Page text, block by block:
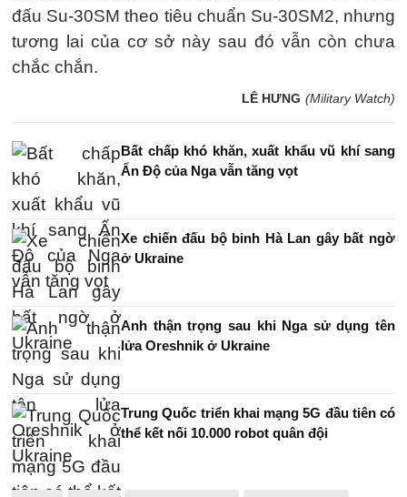
đấu Su-30SM theo tiêu chuẩn Su-30SM2, nhưng
tương lai của cơ sở này sau đó vẫn còn chưa
chắc chắn.
LÊ HƯNG (Military Watch)
Bất chấp khó khăn, xuất khẩu vũ khí sang
Ấn Độ của Nga vẫn tăng vọt
Xe chiến đấu bộ binh Hà Lan gây bất ngờ
ở Ukraine
Anh thận trọng sau khi Nga sử dụng tên
lửa Oreshnik ở Ukraine
Trung Quốc triển khai mạng 5G đầu tiên có
thể kết nối 10.000 robot quân đội